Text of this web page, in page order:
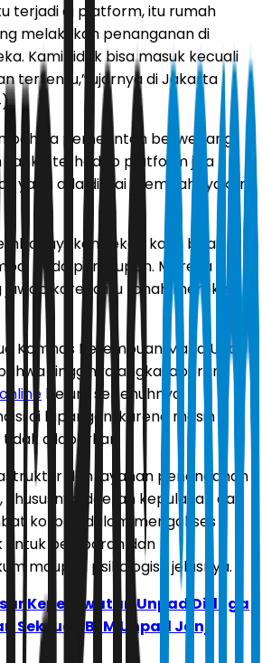
terjadi di platform, itu rumah
melakukan penanganan di
Kami tidak bisa masuk kecuali
tertentu,” ujarnya di Jakarta
bahwa pemerintah berwenang
terhadap platform jika
yang ada dinilai membahayakan
sekali, kami bisa
pada penutupan. Mereka
karena itu ranah mereka,”
Komnas Perempuan Maria Ulfah
tingginya angka laporan
belum sepenuhnya
di lapangan, karena masih
dilaporkan.
dan layanan penanganan
daerah kepulauan dan
korban dalam mengakses
untuk pelaporan dan
maupun psikologis,” jelasnya.
Keperawatan Unpad Diduga
Seksual, BEM Unpad Janji